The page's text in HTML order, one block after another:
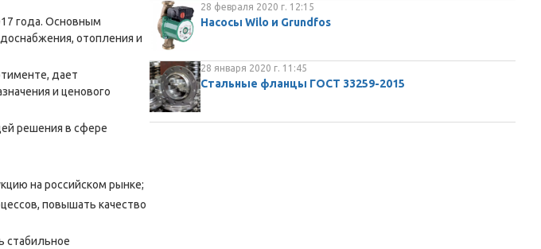
года. Основным
отопления и
дает
и ценового
решения в сфере
на российском рынке;
повышать качество
стабильное
28 февраля 2020 г. 12:15
Насосы Wilo и Grundfos
28 января 2020 г. 11:45
Стальные фланцы ГОСТ 33259-2015